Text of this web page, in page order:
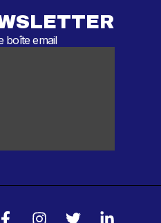
boîte email